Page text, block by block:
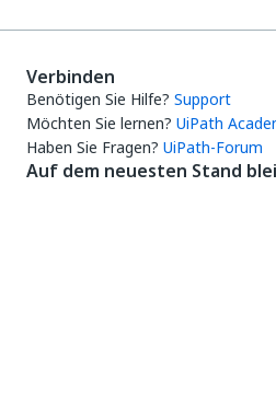
Verbinden
Benötigen Sie Hilfe? Support
Möchten Sie lernen? UiPath
Haben Sie Fragen? UiPath-Forum
Auf dem neuesten Stand